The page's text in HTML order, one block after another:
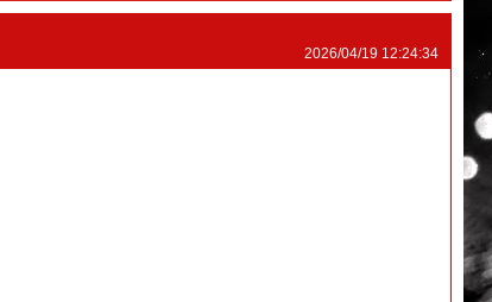
2026/04/19 12:24:34